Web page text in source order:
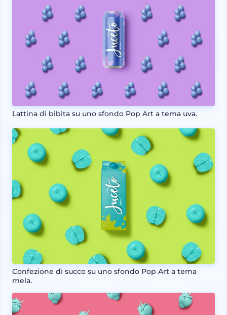
Lattina di bibita su uno sfondo Pop Art a tema uva.
Confezione di succo su uno sfondo Pop Art a tema
mela.